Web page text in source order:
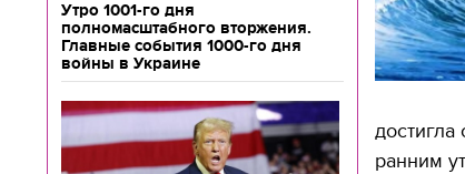
Утро 1001-го дня
полномасштабного вторжения.
Главные события 1000-го дня
войны в Украине
ранним